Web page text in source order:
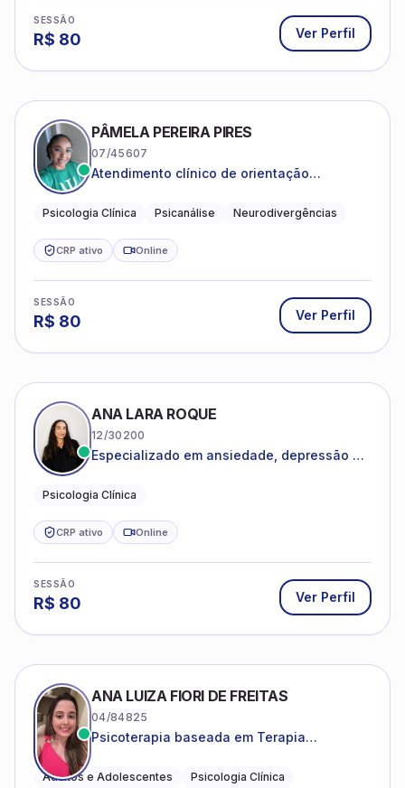
SESSÃO
R$ 80 Ver Perfil
PÂMELA PEREIRA PIRES
07/45607
Atendimento clínico de orientação
crianças neurotípicas
Psicologia Clínica Psicanálise Neurodivergências
CRP ativo Online
SESSÃO
R$ 80 Ver Perfil
ANA LARA ROQUE
12/30200
Especializado em ansiedade, depressão e
Psicologia Clínica
CRP ativo Online
SESSÃO
R$ 80 Ver Perfil
ANA LUIZA FIORI DE FREITAS
04/84825
Psicoterapia baseada em Terapia
Adultos e Adolescentes Psicologia Clínica